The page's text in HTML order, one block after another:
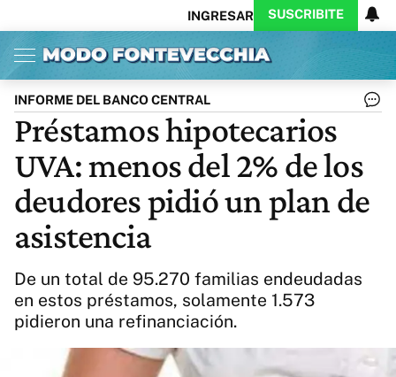
INGRESAR SUSCRIBITE
Inicio Ahora
Opinión
Política
Ciencia
Protagonistas
Cultura
Arte
Educación
Internacional
Deportes
CARAS
Exitoina
Turismo
Videos
Córdoba
Reperfilar
Business
Noticias
Diario del Juicio
Actualidad
INFORME DEL BANCO CENTRAL
Préstamos hipotecarios
UVA: menos del 2% de los
deudores pidió un plan de
asistencia
De un total de 95.270 familias endeudadas
en estos préstamos, solamente 1.573
pidieron una refinanciación.